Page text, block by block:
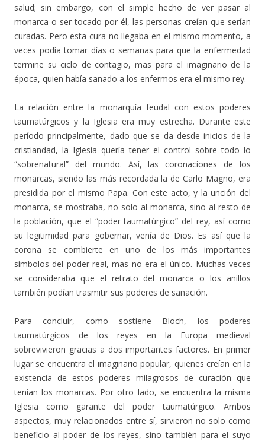
salud; sin embargo, con el simple hecho de ver pasar al
monarca o ser tocado por él, las personas creían que serían
curadas. Pero esta cura no llegaba en el mismo momento, a
veces podía tomar días o semanas para que la enfermedad
termine su ciclo de contagio, mas para el imaginario de la
época, quien había sanado a los enfermos era el mismo rey.
La relación entre la monarquía feudal con estos poderes
taumatúrgicos y la Iglesia era muy estrecha. Durante este
período principalmente, dado que se da desde inicios de la
cristiandad, la Iglesia quería tener el control sobre todo lo
“sobrenatural” del mundo. Así, las coronaciones de los
monarcas, siendo las más recordada la de Carlo Magno, era
presidida por el mismo Papa. Con este acto, y la unción del
monarca, se mostraba, no solo al monarca, sino al resto de
la población, que el “poder taumatúrgico” del rey, así como
su legitimidad para gobernar, venía de Dios. Es así que la
corona se combierte en uno de los más importantes
símbolos del poder real, mas no era el único. Muchas veces
se consideraba que el retrato del monarca o los anillos
también podían trasmitir sus poderes de sanación.
Para concluir, como sostiene Bloch, los poderes
taumatúrgicos de los reyes en la Europa medieval
sobrevivieron gracias a dos importantes factores. En primer
lugar se encuentra el imaginario popular, quienes creían en la
existencia de estos poderes milagrosos de curación que
tenían los monarcas. Por otro lado, se encuentra la misma
Iglesia como garante del poder taumatúrgico. Ambos
aspectos, muy relacionados entre sí, sirvieron no solo como
beneficio al poder de los reyes, sino también para el suyo